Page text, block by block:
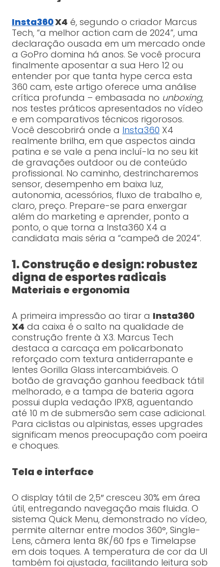
Insta360X4 é, segundo o criador Marcus
Tech, “a melhor action cam de 2024”, uma
declaração ousada em um mercado onde
a GoPro domina há anos. Se você procura
finalmente aposentar a sua Hero 12 ou
entender por que tanta hype cerca esta
360 cam, este artigo oferece uma análise
crítica profunda – embasada no unboxing,
nos testes práticos apresentados no vídeo
e em comparativos técnicos rigorosos.
Você descobrirá onde a Insta360 X4
realmente brilha, em que aspectos ainda
patina e se vale a pena incluí-la no seu kit
de gravações outdoor ou de conteúdo
profissional. No caminho, destrincharemos
sensor, desempenho em baixa luz,
autonomia, acessórios, fluxo de trabalho e,
claro, preço. Prepare-se para enxergar
além do marketing e aprender, ponto a
ponto, o que torna a Insta360 X4 a
candidata mais séria a “campeã de 2024”.
1. Construção e design: robustez
digna de esportes radicais
Materiais e ergonomia
A primeira impressão ao tirar a Insta360
X4 da caixa é o salto na qualidade de
construção frente à X3. Marcus Tech
destaca a carcaça em policarbonato
reforçado com textura antiderrapante e
lentes Gorilla Glass intercambiáveis. O
botão de gravação ganhou feedback tátil
melhorado, e a tampa de bateria agora
possui dupla vedação IPX8, aguentando
até 10 m de submersão sem case adicional.
Para ciclistas ou alpinistas, esses upgrades
significam menos preocupação com poeira
e choques.
Tela e interface
O display tátil de 2,5″ cresceu 30% em área
útil, entregando navegação mais fluida. O
sistema Quick Menu, demonstrado no vídeo,
permite alternar entre modos 360°, Single-
Lens, câmera lenta 8K/60 fps e Timelapse
em dois toques. A temperatura de cor da UI
também foi ajustada, facilitando leitura sob